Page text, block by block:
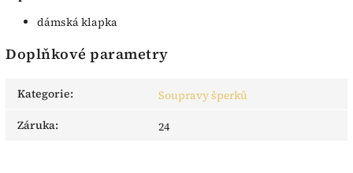
dámská klapka
Doplňkové parametry
Kategorie:
Soupravy šperků
Záruka: 24